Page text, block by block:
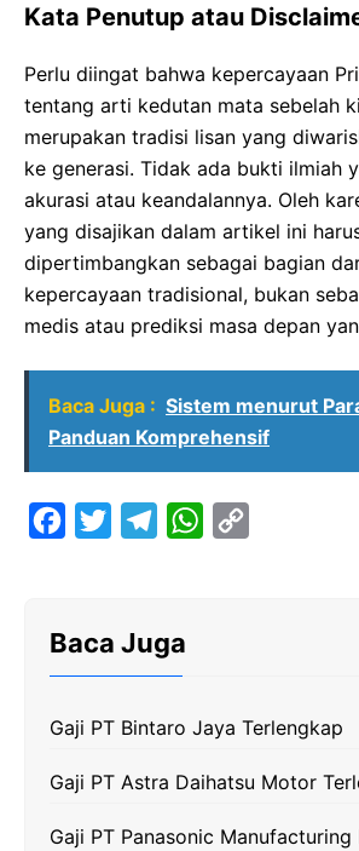
Kata Penutup atau
Perlu diingat bahwa kepercayaan
tentang arti kedutan mata sebelah
merupakan tradisi lisan yang
ke generasi. Tidak ada bukti ilmiah
akurasi atau keandalannya. Oleh
yang disajikan dalam artikel ini
dipertimbangkan sebagai bagian
kepercayaan tradisional, bukan
medis atau prediksi masa depan
Baca Juga : Sistem menurut
Panduan Komprehensif
o
k
g
a
m
W
p
p
n
k
Baca Juga
Gaji PT Bintaro Jaya Terlengkap
Gaji PT Astra Daihatsu Motor
Gaji PT Panasonic Manufacturing